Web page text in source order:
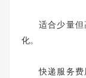
适合少量但
化。
快递服务费